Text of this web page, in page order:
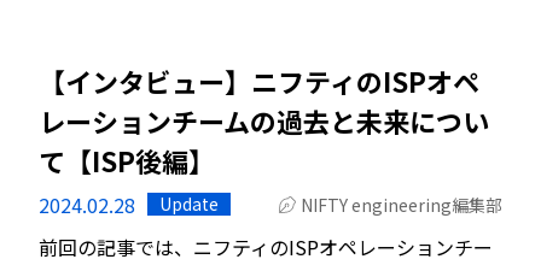
【インタビュー】ニフティのISPオペ
レーションチームの過去と未来につい
て【ISP後編】
2024.02.28 Update NIFTY engineering編集部
前回の記事では、ニフティのISPオペレーションチー